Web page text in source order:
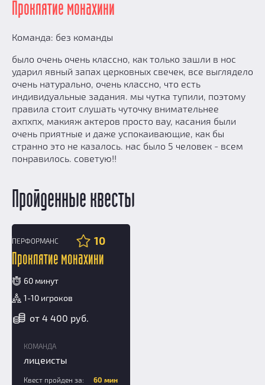
Проклятие монахини
Команда: без команды
было очень очень классно, как только зашли в нос
ударил явный запах церковных свечек, все выглядело
очень натурально, очень классно, что есть
индивидуальные задания. мы чутка тупили, поэтому
правила стоит слушать чуточку внимательнее
ахпхпх, макияж актеров просто вау, касания были
очень приятные и даже успокаивающие, как бы
странно это не казалось. нас было 5 человек - всем
понравилось. советую!!
Пройденные квесты
ПЕРФОРМАНС 10
Проклятие монахини
60 минут
1-10 игроков
от 4 400 руб.
КОМАНДА
лицеисты
Квест пройден за:
60 мин